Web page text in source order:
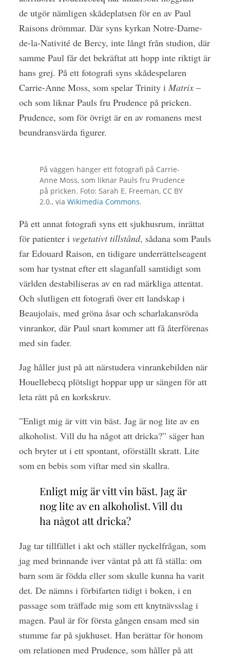
de utgör nämligen skådeplatsen för en av Paul
Raisons drömmar. Där syns kyrkan Notre-Dame-
de-la-Nativité de Bercy, inte långt från studion, där
samme Paul får det bekräftat att hopp inte riktigt är
hans grej. På ett fotografi syns skådespelaren
Carrie-Anne Moss, som spelar Trinity i Matrix–
och som liknar Pauls fru Prudence på pricken.
Prudence, som för övrigt är en av romanens mest
beundransvärda figurer.
På väggen hänger ett fotografi på Carrie-
Anne Moss, som liknar Pauls fru Prudence
på pricken. Foto: Sarah E. Freeman, CC BY
2.0., via Wikimedia Commons.
På ett annat fotografi syns ett sjukhusrum, inrättat
för patienter i vegetativt tillstånd, sådana som Pauls
far Edouard Raison, en tidigare underrättelseagent
som har tystnat efter ett slaganfall samtidigt som
världen destabiliseras av en rad märkliga attentat.
Och slutligen ett fotografi över ett landskap i
Beaujolais, med gröna åsar och scharlakansröda
vinrankor, där Paul snart kommer att få återförenas
med sin fader.
Jag håller just på att närstudera vinrankebilden när
Houellebecq plötsligt hoppar upp ur sängen för att
leta rätt på en korkskruv.
”Enligt mig är vitt vin bäst. Jag är nog lite av en
alkoholist. Vill du ha något att dricka?” säger han
och bryter ut i ett spontant, oförställt skratt. Lite
som en bebis som viftar med sin skallra.
Enligt mig är vitt vin bäst. Jag är
nog lite av en alkoholist. Vill du
ha något att dricka?
Jag tar tillfället i akt och ställer nyckelfrågan, som
jag med brinnande iver väntat på att få ställa: om
barn som är födda eller som skulle kunna ha varit
det. De nämns i förbifarten tidigt i boken, i en
passage som träffade mig som ett knytnävsslag i
magen. Paul är för första gången ensam med sin
stumme far på sjukhuset. Han berättar för honom
om relationen med Prudence, som håller på att